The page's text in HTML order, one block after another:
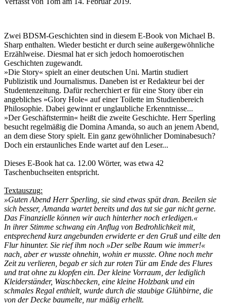
Zwei BDSM-Geschichten sind in diesem E-Book von Michael B.
Sharp enthalten. Wieder besticht er durch seine außergewöhnliche
Erzählweise. Diesmal hat er sich jedoch homoerotischen
Geschichten zugewandt.
»Die Story« spielt an einer deutschen Uni. Martin studiert
Publizistik und Journalismus. Daneben ist er Redakteur bei der
Studentenzeitung. Dafür recherchiert er für eine Story über ein
angebliches »Glory Hole« auf einer Toilette im Studienbereich
Philosophie. Dabei gewinnt er unglaubliche Erkenntnisse...
»Der Geschäftstermin« heißt die zweite Geschichte. Herr Sperling
besucht regelmäßig die Domina Amanda, so auch an jenem Abend,
an dem diese Story spielt. Ein ganz gewöhnlicher Dominabesuch?
Doch ein erstaunliches Ende wartet auf den Leser...
Dieses E-Book hat ca. 12.00 Wörter, was etwa 42
Taschenbuchseiten entspricht.
Textauszug:
»Guten Abend Herr Sperling, sie sind etwas spät dran. Beeilen sie
sich besser, Amanda wartet bereits und das tut sie gar nicht gerne.
Das Finanzielle können wir auch hinterher noch erledigen.«
In ihrer Stimme schwang ein Anflug von Bedrohlichkeit mit,
entsprechend kurz angebunden erwiderte er den Gruß und eilte den
Flur hinunter. Sie rief ihm noch »Der selbe Raum wie immer!«
nach, aber er wusste ohnehin, wohin er musste. Ohne noch mehr
Zeit zu verlieren, begab er sich zur roten Tür am Ende des Flures
und trat ohne zu klopfen ein. Der kleine Vorraum, der lediglich
Kleiderständer, Waschbecken, eine kleine Holzbank und ein
schmales Regal enthielt, wurde durch die staubige Glühbirne, die
von der Decke baumelte, nur mäßig erhellt.